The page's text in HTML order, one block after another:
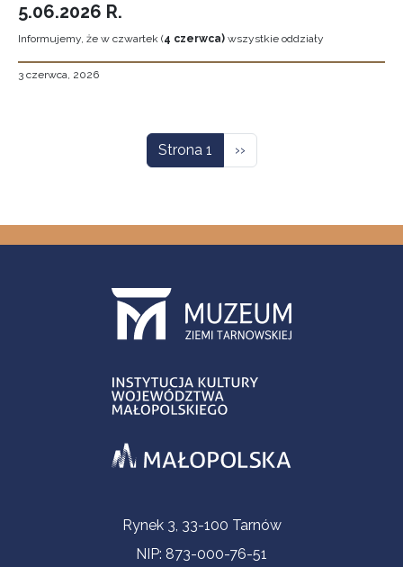
5.06.2026 R.
Informujemy, że w czwartek (4 czerwca) wszystkie oddziały
3 czerwca, 2026
Strona 1 Następna strona
››
Informacje kontaktoweRynek 3, 33-100 Tarnów
NIP: 873-000-76-51